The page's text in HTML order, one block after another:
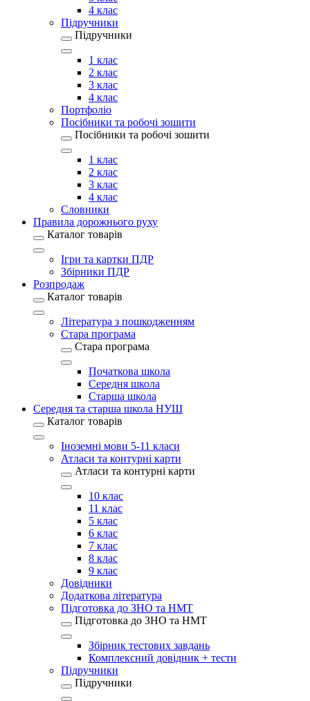
4 клас
Підручники
Підручники
1 клас
2 клас
3 клас
4 клас
Портфоліо
Посібники та робочі зошити
Посібники та робочі зошити
1 клас
2 клас
3 клас
4 клас
Словники
Правила дорожнього руху
Каталог товарів
Ігри та картки ПДР
Збірники ПДР
Розпродаж
Каталог товарів
Література з пошкодженням
Стара програма
Стара програма
Початкова школа
Середня школа
Старша школа
Середня та старша школа НУШ
Каталог товарів
Іноземні мови 5-11 класи
Атласи та контурні карти
Атласи та контурні карти
10 клас
11 клас
5 клас
6 клас
7 клас
8 клас
9 клас
Довідники
Додаткова література
Підготовка до ЗНО та НМТ
Підготовка до ЗНО та НМТ
Збірник тестових завдань
Комплексний довідник + тести
Підручники
Підручники